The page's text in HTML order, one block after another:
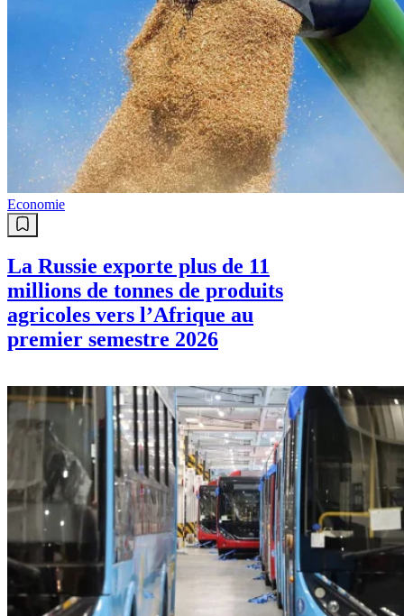
Economie
La Russie exporte plus de 11
millions de tonnes de produits
agricoles vers l’Afrique au
premier semestre 2026